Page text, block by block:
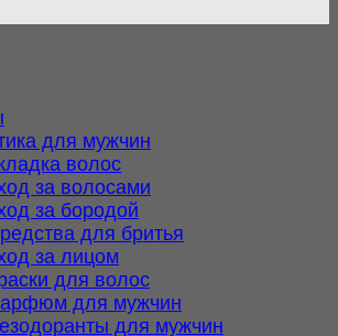
для мужчин
волос
за волосами
за бородой
для бритья
за лицом
для волос
для мужчин
для мужчин